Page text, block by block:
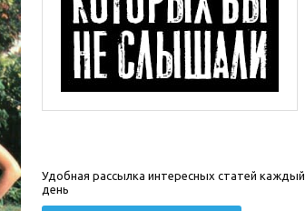
Удобная рассылка интересных статей каждый
день